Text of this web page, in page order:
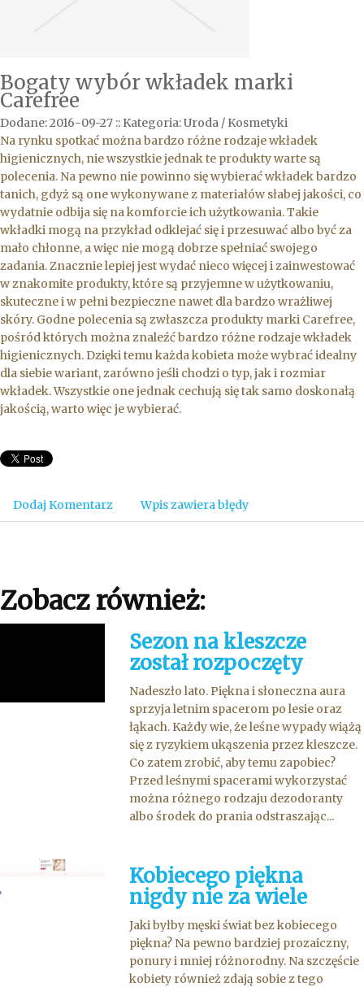
Bogaty wybór wkładek marki
Carefree
Dodane: 2016-09-27 :: Kategoria: Uroda / Kosmetyki
Na rynku spotkać można bardzo różne rodzaje wkładek
higienicznych, nie wszystkie jednak te produkty warte są
polecenia. Na pewno nie powinno się wybierać wkładek bardzo
tanich, gdyż są one wykonywane z materiałów słabej jakości, co
wydatnie odbija się na komforcie ich użytkowania. Takie
wkładki mogą na przykład odklejać się i przesuwać albo być za
mało chłonne, a więc nie mogą dobrze spełniać swojego
zadania. Znacznie lepiej jest wydać nieco więcej i zainwestować
w znakomite produkty, które są przyjemne w użytkowaniu,
skuteczne i w pełni bezpieczne nawet dla bardzo wrażliwej
skóry. Godne polecenia są zwłaszcza produkty marki Carefree,
pośród których można znaleźć bardzo różne rodzaje wkładek
higienicznych. Dzięki temu każda kobieta może wybrać idealny
dla siebie wariant, zarówno jeśli chodzi o typ, jak i rozmiar
wkładek. Wszystkie one jednak cechują się tak samo doskonałą
jakością, warto więc je wybierać.
Dodaj Komentarz Wpis zawiera błędy
Zobacz również:
Sezon na kleszcze
został rozpoczęty
Nadeszło lato. Piękna i słoneczna aura
sprzyja letnim spacerom po lesie oraz
łąkach. Każdy wie, że leśne wypady wiążą
się z ryzykiem ukąszenia przez kleszcze.
Co zatem zrobić, aby temu zapobiec?
Przed leśnymi spacerami wykorzystać
można różnego rodzaju dezodoranty
albo środek do prania odstraszając...
Kobiecego piękna
nigdy nie za wiele
Jaki byłby męski świat bez kobiecego
piękna? Na pewno bardziej prozaiczny,
ponury i mniej różnorodny. Na szczęście
kobiety również zdają sobie z tego